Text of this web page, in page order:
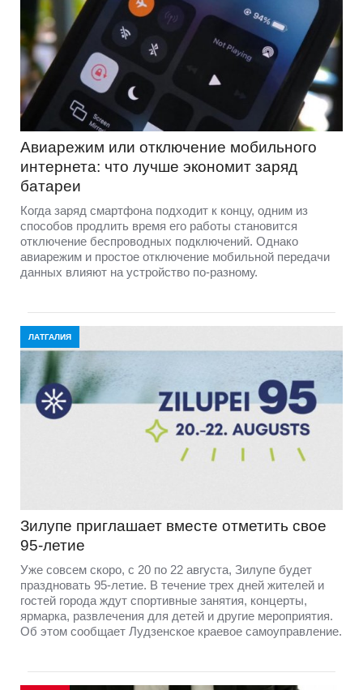
Авиарежим или отключение мобильного
интернета: что лучше экономит заряд
батареи
Когда заряд смартфона подходит к концу, одним из
способов продлить время его работы становится
отключение беспроводных подключений. Однако
авиарежим и простое отключение мобильной передачи
данных влияют на устройство по-разному.
ЛАТГАЛИЯ
Зилупе приглашает вместе отметить свое
95-летие
Уже совсем скоро, с 20 по 22 августа, Зилупе будет
праздновать 95-летие. В течение трех дней жителей и
гостей города ждут спортивные занятия, концерты,
ярмарка, развлечения для детей и другие мероприятия.
Об этом сообщает Лудзенское краевое самоуправление.